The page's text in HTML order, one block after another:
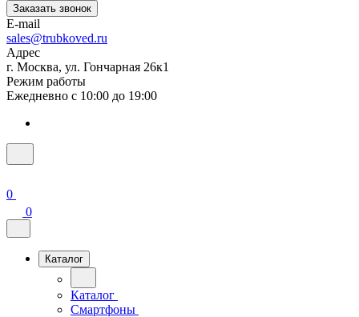
Заказать звонок
E-mail
sales@trubkoved.ru
Адрес
г. Москва, ул. Гончарная 26к1
Режим работы
Ежедневно с 10:00 до 19:00
0
0
Каталог
Каталог
Смартфоны